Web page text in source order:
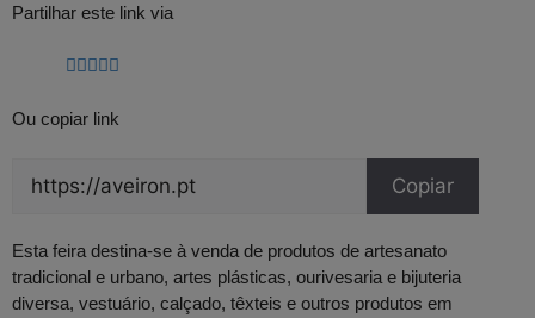
Partilhar este link via
Ou copiar link
Copiar
Esta feira destina-se à venda de produtos de artesanato
tradicional e urbano, artes plásticas, ourivesaria e bijuteria
diversa, vestuário, calçado, têxteis e outros produtos em